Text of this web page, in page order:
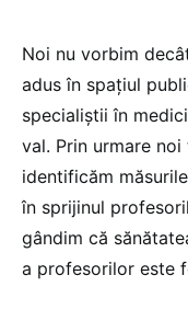
Noi nu vorbim
adus în spațiul
specialiștii în
val. Prin urmare
identificăm
în sprijinul
gândim că
a profesorilor este